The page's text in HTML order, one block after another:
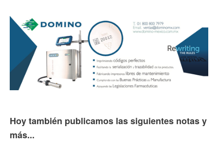
Hoy también publicamos las siguientes notas y
más...